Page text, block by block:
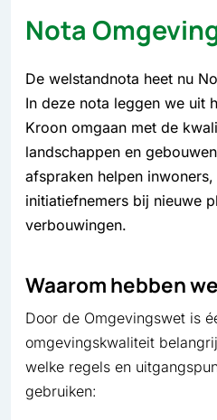
Nota
De welstandnota heet nu
In deze nota leggen we uit
Kroon omgaan met de
landschappen en
afspraken helpen
initiatiefnemers bij nieuwe
verbouwingen.
Waarom hebben
Door de Omgevingswet is
omgevingskwaliteit
welke regels en
gebruiken: